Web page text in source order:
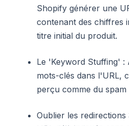
Shopify générer une
contenant des chiffres
titre initial du produit.
Le 'Keyword Stuffing' :
mots-clés dans l'URL,
perçu comme du spam
Oublier les redirections